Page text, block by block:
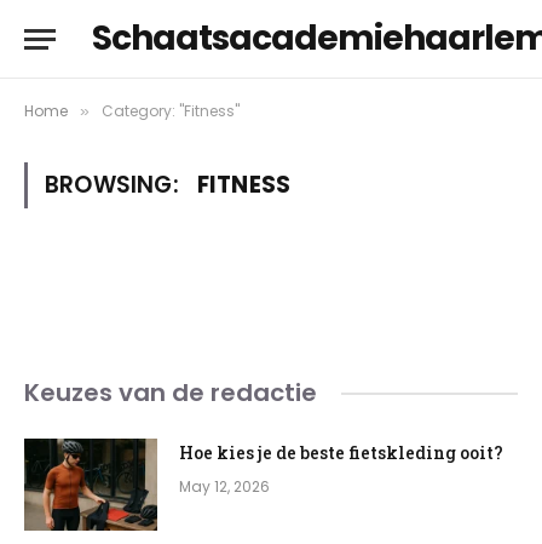
Home » Category: "Fitness"
BROWSING: FITNESS
Keuzes van de redactie
Hoe kies je de beste fietskleding ooit?
May 12, 2026